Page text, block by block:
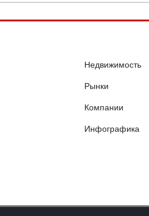
Недвижимость
Рынки
Компании
Инфографика